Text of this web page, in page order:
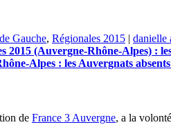
Gauche, Régionales 2015 | danielle
2015 (Auvergne-Rhône-Alpes) :
Alpes : les Auvergnats
de France 3 Auvergne, a la